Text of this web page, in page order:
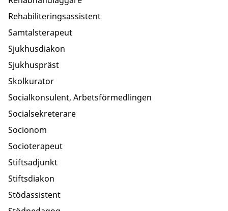
Rehabiliteringsassistent
Samtalsterapeut
Sjukhusdiakon
Sjukhuspräst
Skolkurator
Socialkonsulent, Arbetsförmedlingen
Socialsekreterare
Socionom
Socioterapeut
Stiftsadjunkt
Stiftsdiakon
Stödassistent